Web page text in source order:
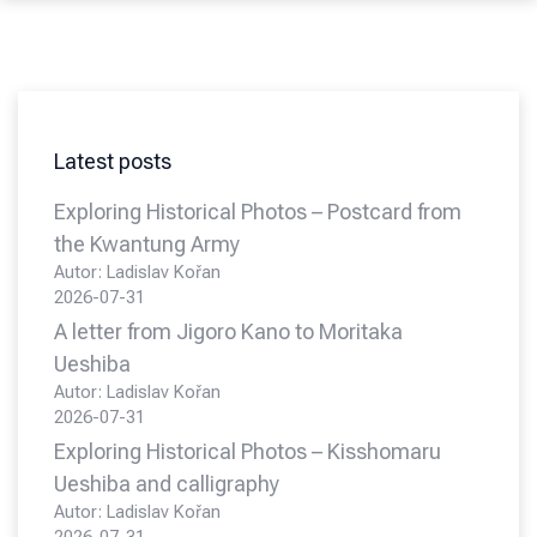
Latest posts
Exploring Historical Photos – Postcard from
the Kwantung Army
Autor: Ladislav Kořan
2026-07-31
A letter from Jigoro Kano to Moritaka
Ueshiba
Autor: Ladislav Kořan
2026-07-31
Exploring Historical Photos – Kisshomaru
Ueshiba and calligraphy
Autor: Ladislav Kořan